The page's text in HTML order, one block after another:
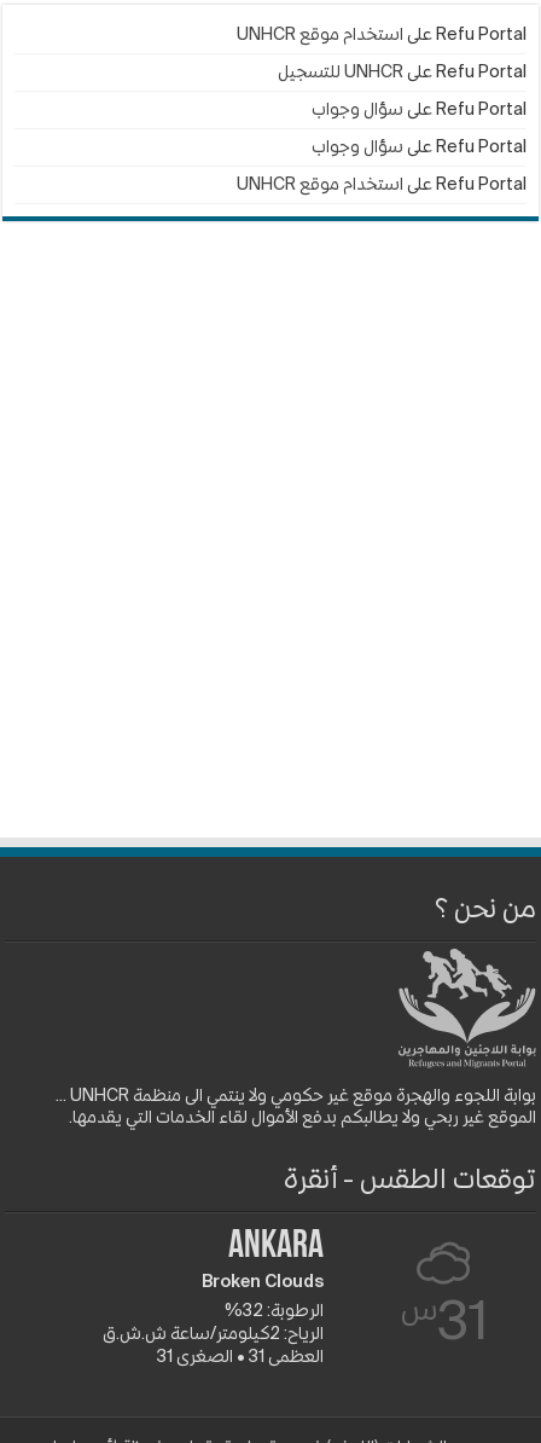
Refu Portal على استخدام موقع UNHCR
Refu Portal علىUNHCR للتسجيل
Refu Portal على سؤال وجواب
Refu Portal على سؤال وجواب
Refu Portal على استخدام موقع UNHCR
من نحن ؟
بوابة اللجوء والهجرة موقع غير حكومي ولا ينتمي الى منظمة UNHCR ...
الموقع غير ربحي ولا يطالبكم بدفع الأموال لقاء الخدمات التي يقدمها.
توقعات الطقس - أنقرة
31س
Ankara
Broken Clouds
الرطوبة: 32%
الرياح: 2كيلومتر/ساعة ش.ش.ق‎
العظمى 31 • الصغرى 31